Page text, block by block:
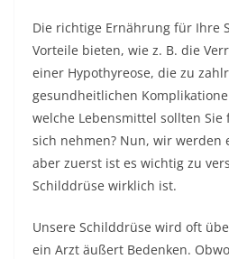
Die richtige Ernährung für Ihre
Vorteile bieten, wie z. B. die
einer Hypothyreose, die zu
gesundheitlichen
welche Lebensmittel sollten
sich nehmen? Nun, wir werden
aber zuerst ist es wichtig zu
Schilddrüse wirklich ist.
Unsere Schilddrüse wird oft
ein Arzt äußert Bedenken.